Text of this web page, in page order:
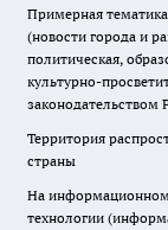
Примерная
(новости города и
политическая,
культурно-
законодательством
Территория
страны
На информационном
технологии